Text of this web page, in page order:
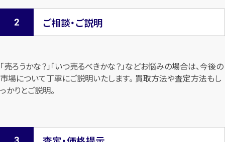
ご相談・ご説明
「売ろうかな？」「いつ売るべきかな？」などお悩みの場合は、今後の
市場について丁寧にご説明いたします。 買取方法や査定方法もし
っかりとご説明。